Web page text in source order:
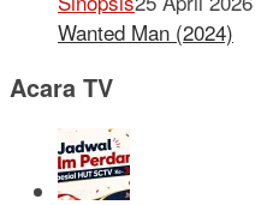
Wanted Man (2024)
Acara TV